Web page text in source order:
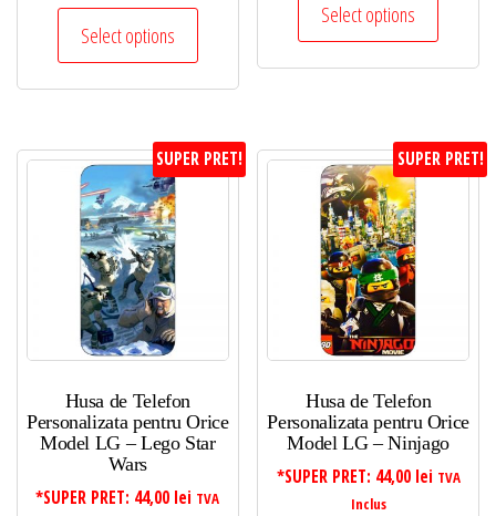
Select options
Select options
SUPER PRET!
Husa de Telefon
Personalizata pentru Orice
Model LG – Lego Star
Wars
*SUPER PRET: 44,00 lei TVA
SUPER PRET!
Husa de Telefon
Personalizata pentru Orice
Model LG – Ninjago
*SUPER PRET: 44,00 lei TVA
Inclus